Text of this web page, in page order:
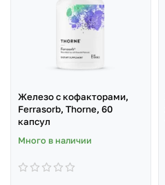
Железо с кофакторами,
Ferrasorb, Thorne, 60
капсул
Много в наличии